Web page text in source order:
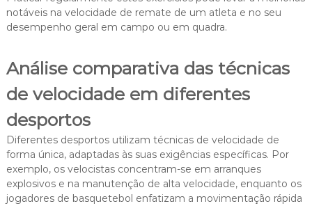
notáveis na velocidade de remate de um atleta e no seu
desempenho geral em campo ou em quadra.
Análise comparativa das técnicas
de velocidade em diferentes
desportos
Diferentes desportos utilizam técnicas de velocidade de
forma única, adaptadas às suas exigências específicas. Por
exemplo, os velocistas concentram-se em arranques
explosivos e na manutenção de alta velocidade, enquanto os
jogadores de basquetebol enfatizam a movimentação rápida